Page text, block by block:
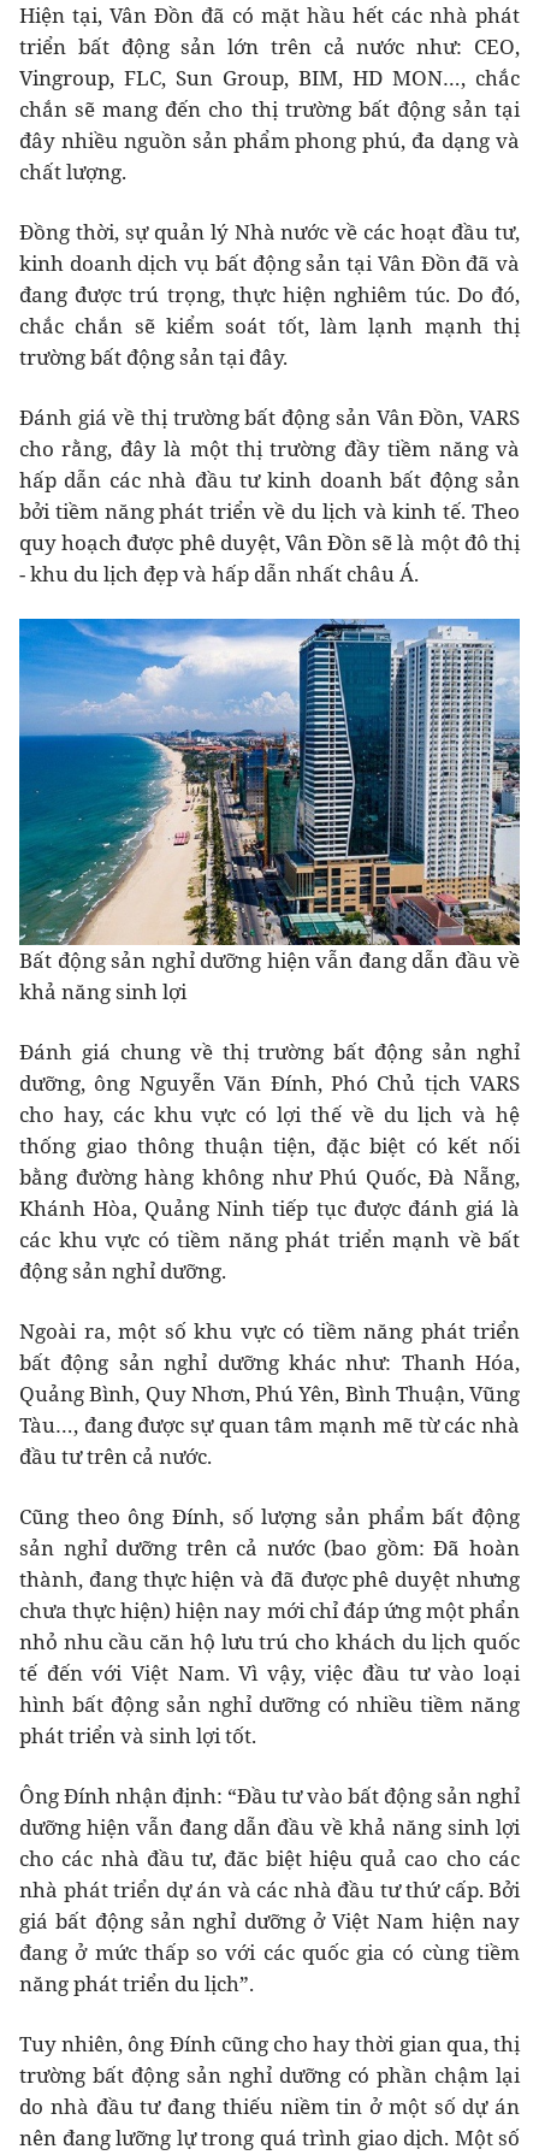
Hiện tại, Vân Đồn đã có mặt hầu hết các nhà phát
triển bất động sản lớn trên cả nước như: CEO,
Vingroup, FLC, Sun Group, BIM, HD MON…, chắc
chắn sẽ mang đến cho thị trường bất động sản tại
đây nhiều nguồn sản phẩm phong phú, đa dạng và
chất lượng.
Đồng thời, sự quản lý Nhà nước về các hoạt đầu tư,
kinh doanh dịch vụ bất động sản tại Vân Đồn đã và
đang được trú trọng, thực hiện nghiêm túc. Do đó,
chắc chắn sẽ kiểm soát tốt, làm lạnh mạnh thị
trường bất động sản tại đây.
Đánh giá về thị trường bất động sản Vân Đồn, VARS
cho rằng, đây là một thị trường đầy tiềm năng và
hấp dẫn các nhà đầu tư kinh doanh bất động sản
bởi tiềm năng phát triển về du lịch và kinh tế. Theo
quy hoạch được phê duyệt, Vân Đồn sẽ là một đô thị
- khu du lịch đẹp và hấp dẫn nhất châu Á.
Bất động sản nghỉ dưỡng hiện vẫn đang dẫn đầu về
khả năng sinh lợi
Đánh giá chung về thị trường bất động sản nghỉ
dưỡng, ông Nguyễn Văn Đính, Phó Chủ tịch VARS
cho hay, các khu vực có lợi thế về du lịch và hệ
thống giao thông thuận tiện, đặc biệt có kết nối
bằng đường hàng không như Phú Quốc, Đà Nẵng,
Khánh Hòa, Quảng Ninh tiếp tục được đánh giá là
các khu vực có tiềm năng phát triển mạnh về bất
động sản nghỉ dưỡng.
Ngoài ra, một số khu vực có tiềm năng phát triển
bất động sản nghỉ dưỡng khác như: Thanh Hóa,
Quảng Bình, Quy Nhơn, Phú Yên, Bình Thuận, Vũng
Tàu…, đang được sự quan tâm mạnh mẽ từ các nhà
đầu tư trên cả nước.
Cũng theo ông Đính, số lượng sản phẩm bất động
sản nghỉ dưỡng trên cả nước (bao gồm: Đã hoàn
thành, đang thực hiện và đã được phê duyệt nhưng
chưa thực hiện) hiện nay mới chỉ đáp ứng một phẩn
nhỏ nhu cầu căn hộ lưu trú cho khách du lịch quốc
tế đến với Việt Nam. Vì vậy, việc đầu tư vào loại
hình bất động sản nghỉ dưỡng có nhiều tiềm năng
phát triển và sinh lợi tốt.
Ông Đính nhận định: “Đầu tư vào bất động sản nghỉ
dưỡng hiện vẫn đang dẫn đầu về khả năng sinh lợi
cho các nhà đầu tư, đăc biệt hiệu quả cao cho các
nhà phát triển dự án và các nhà đầu tư thứ cấp. Bởi
giá bất động sản nghỉ dưỡng ở Việt Nam hiện nay
đang ở mức thấp so với các quốc gia có cùng tiềm
năng phát triển du lịch”.
Tuy nhiên, ông Đính cũng cho hay thời gian qua, thị
trường bất động sản nghỉ dưỡng có phần chậm lại
do nhà đầu tư đang thiếu niềm tin ở một số dự án
nên đang lưỡng lự trong quá trình giao dịch. Một số